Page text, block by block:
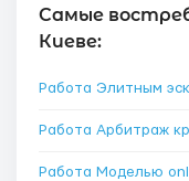
Самые
Киеве:
Работа Элитным
Работа Арбитраж
Работа Моделью